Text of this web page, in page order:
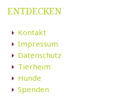
ENTDECKEN
Kontakt
Impressum
Datenschutz
Tierheim
Hunde
Spenden